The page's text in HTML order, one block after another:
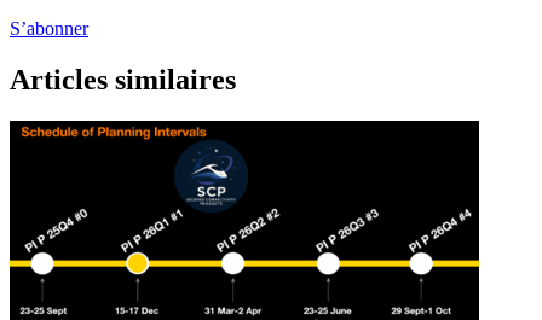
S’abonner
Articles similaires